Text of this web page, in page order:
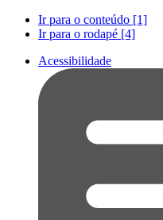
Ir para o conteúdo [1]
Ir para o rodapé [4]
Acessibilidade